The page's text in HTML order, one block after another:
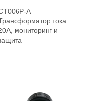
A
тока
мониторинг и